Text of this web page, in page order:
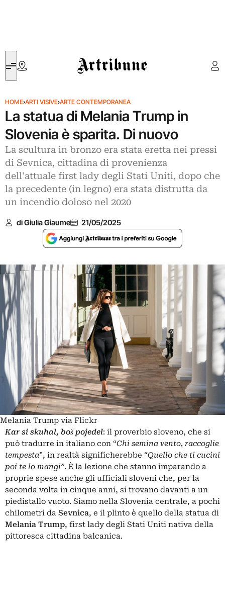
Artribune
HOME›ARTI VISIVE›ARTE CONTEMPORANEA
La statua di Melania Trump in
Slovenia è sparita. Di nuovo
La scultura in bronzo era stata eretta nei pressi
di Sevnica, cittadina di provenienza
dell'attuale first lady degli Stati Uniti, dopo che
la precedente (in legno) era stata distrutta da
un incendio doloso nel 2020
di Giulia Giaume 21/05/2025
Melania Trump via Flickr
Kar si skuhal, boš pojedel: il proverbio sloveno, che si
può tradurre in italiano con “Chi semina vento, raccoglie
tempesta”, in realtà significherebbe “Quello che ti cucini
poi te lo mangi”. È la lezione che stanno imparando a
proprie spese anche gli ufficiali sloveni che, per la
seconda volta in cinque anni, si trovano davanti a un
piedistallo vuoto. Siamo nella Slovenia centrale, a pochi
chilometri da Sevnica, e il plinto è quello della statua di
Melania Trump, first lady degli Stati Uniti nativa della
pittoresca cittadina balcanica.